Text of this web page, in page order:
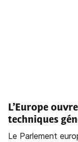
L’Europe
techniques
Le Parlement